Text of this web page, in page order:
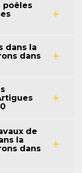
poêles
dans la
dans
de
la
dans